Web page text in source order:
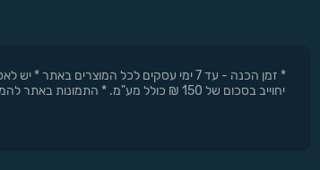
* זמן הכנה - עד 7 ימי עסקים לכל
יחוייב בסכום של 150 ₪ כולל מע"מ. * התמונות באתר להמחשה בלבד. * החברה רשאית להפסיק את המבצעים בכל עת וללא התראה מוקדמת.